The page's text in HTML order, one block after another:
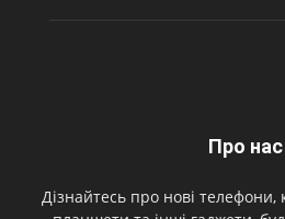
Про нас
Дізнайтесь про нові